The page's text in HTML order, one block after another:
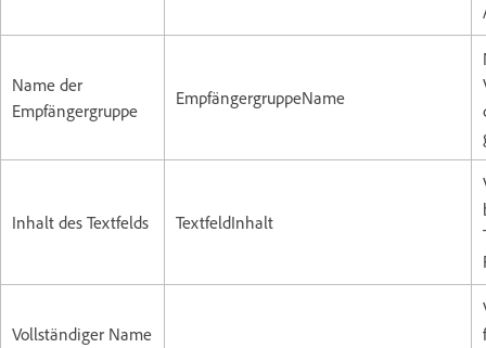
Name der
Empfängergruppe
EmpfängergruppeName
Inhalt des Textfelds TextfeldInhalt
Vollständiger Name